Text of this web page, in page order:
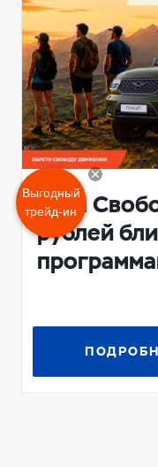
Твоя
рублей
Выгодный
трейд-ин